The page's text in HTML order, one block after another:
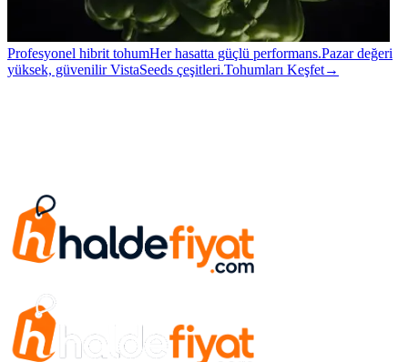
Profesyonel hibrit tohumHer hasatta güçlü performans.Pazar değeri
yüksek, güvenilir VistaSeeds çeşitleri.Tohumları Keşfet→